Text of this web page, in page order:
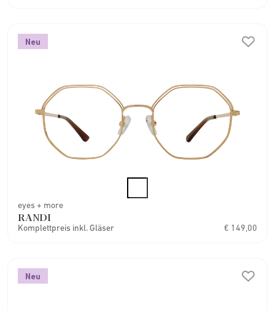
Neu
eyes + more
RANDI
Komplettpreis inkl. Gläser € 149,00
Neu